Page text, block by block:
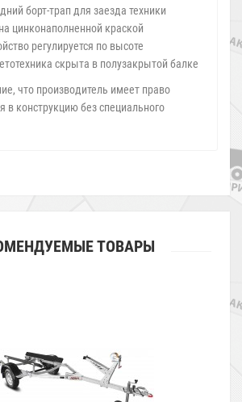
борт-трап для заезда техники
цинконаполненной краской
регулируется по высоте
скрыта в полузакрытой балке
что производитель имеет право
в конструкцию без специального
ТОВАРЫ